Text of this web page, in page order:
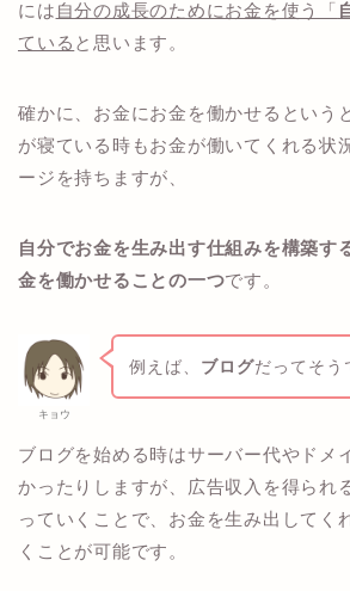
には 自分の成長のためにお金を使う「
ている と思います。
確かに、お金にお金を働かせるという
が寝ている時もお金が働いてくれる状
ージを持ちますが、
自分でお金を生み出す仕組みを構築す
金を働かせることの一つです。
キョウ
例えば、 ブログだってそう
ブログを始める時はサーバー代やドメ
かったりしますが、広告収入を得られ
っていくことで、お金を生み出してく
くことが可能です。